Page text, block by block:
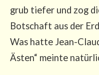
grub tie­fer und zog
Bot­schaft aus der
Was hat­te Jean-
Ästen“ mein­te